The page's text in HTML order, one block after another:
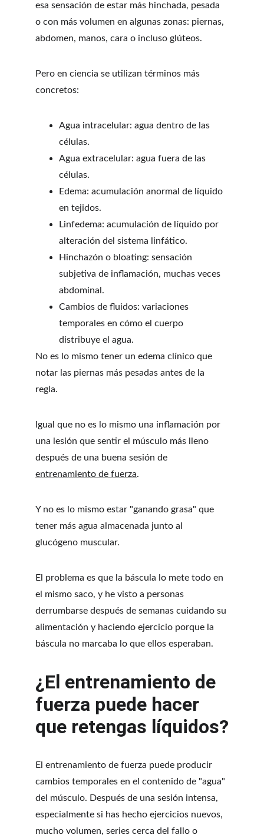
esa sensación de estar más hinchada, pesada
o con más volumen en algunas zonas: piernas,
abdomen, manos, cara o incluso glúteos.
Pero en ciencia se utilizan términos más
concretos:
Agua intracelular: agua dentro de las
células.
Agua extracelular: agua fuera de las
células.
Edema: acumulación anormal de líquido
en tejidos.
Linfedema: acumulación de líquido por
alteración del sistema linfático.
Hinchazón o bloating: sensación
subjetiva de inflamación, muchas veces
abdominal.
Cambios de fluidos: variaciones
temporales en cómo el cuerpo
distribuye el agua.
No es lo mismo tener un edema clínico que
notar las piernas más pesadas antes de la
regla.
Igual que no es lo mismo una inflamación por
una lesión que sentir el músculo más lleno
después de una buena sesión de
entrenamiento de fuerza.
Y no es lo mismo estar "ganando grasa" que
tener más agua almacenada junto al
glucógeno muscular.
El problema es que la báscula lo mete todo en
el mismo saco, y he visto a personas
derrumbarse después de semanas cuidando su
alimentación y haciendo ejercicio porque la
báscula no marcaba lo que ellos esperaban.
¿El entrenamiento de
fuerza puede hacer
que retengas líquidos?
El entrenamiento de fuerza puede producir
cambios temporales en el contenido de "agua"
del músculo. Después de una sesión intensa,
especialmente si has hecho ejercicios nuevos,
mucho volumen, series cerca del fallo o